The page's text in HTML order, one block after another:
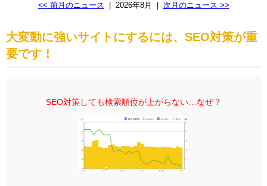
<< 前月のニュース 2026年8月 次月のニュース >>
大変動に強いサイトにするには、SEO対策が重
要です！
SEO対策しても検索順位が上がらない…なぜ？